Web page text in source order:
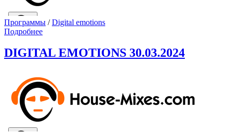
Программы /Digital emotions
Подробнее
DIGITAL EMOTIONS 30.03.2024